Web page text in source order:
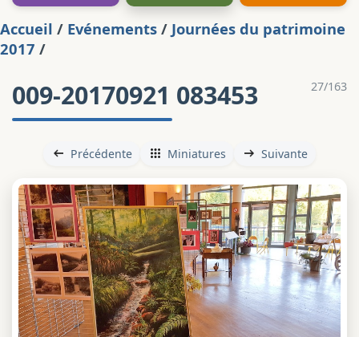
Accueil / Evénements / Journées du patrimoine
2017 /
27/163
009-20170921 083453
Précédente Miniatures Suivante